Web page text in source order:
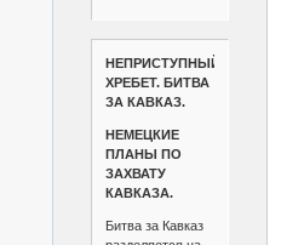
НЕПРИСТУПНЫЙ
ХРЕБЕТ. БИТВА
ЗА КАВКАЗ.
НЕМЕЦКИЕ
ПЛАНЫ ПО
ЗАХВАТУ
КАВКАЗА.
Битва за Кавказ